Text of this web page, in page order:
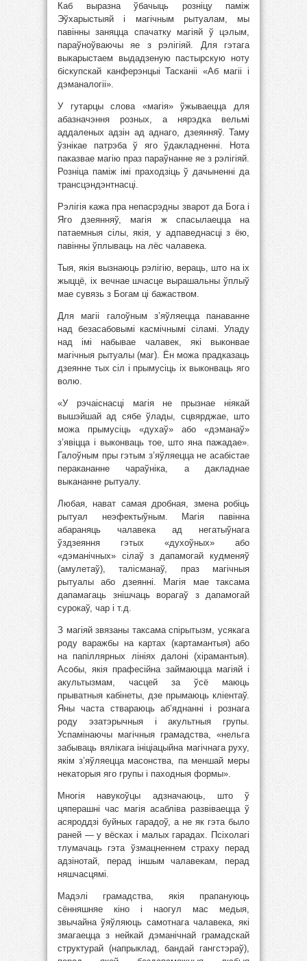
Каб выразна ўбачыць розніцу паміж
Эўхарыстыяй і магічным рытуалам, мы
павінны заняцца спачатку магіяй ў цэлым,
параўноўваючы яе з рэлігіяй. Для гэтага
выкарыстаем выдадзеную пастырскую ноту
біскупскай канферэнцыі Тасканіі «Аб магіі і
дэманалогіі».
У гутарцы слова «магія» ўжываецца для
абазначэння розных, а нярэдка вельмі
аддаленых адзін ад аднаго, дзеянняў. Таму
ўзнікае патрэба ў яго ўдакладненні. Нота
паказвае магію праз параўнанне яе з рэлігіяй.
Розніца паміж імі праходзіць ў дачыненні да
трансцэндэнтнасці.
Рэлігія кажа пра непасрэдны зварот да Бога і
Яго дзеянняў, магія ж спасылаецца на
патаемныя сілы, якія, у адпаведнасці з ёю,
павінны ўплываць на лёс чалавека.
Тыя, якія вызнаюць рэлігію, вераць, што на іх
жыццё, іх вечнае шчасце вырашальны ўплыў
мае сувязь з Богам ці бажаством.
Для магіі галоўным з’яўляецца панаванне
над безасабовымі касмічнымі сіламі. Уладу
над імі набывае чалавек, які выконвае
магічныя рытуалы (маг). Ён можа прадказаць
дзеянне тых сіл і прымусіць іх выконваць яго
волю.
«У рэчаіснасці магія не прызнае ніякай
вышэйшай ад сябе ўлады, сцвярджае, што
можа прымусіць «духаў» або «дэманаў»
з’явіцца і выконваць тое, што яна пажадае».
Галоўным пры гэтым з’яўляецца не асабістае
перакананне чараўніка, а дакладнае
выкананне рытуалу.
Любая, нават самая дробная, змена робіць
рытуал неэфектыўным. Магія павінна
абараняць чалавека ад негатыўнага
ўздзеяння гэтых «духоўных» або
«дэманічных» сілаў з дапамогай кудменяў
(амулетаў), талісманаў, праз магічныя
рытуалы або дзеянні. Магія мае таксама
дапамагаць знішчаць ворагаў з дапамогай
сурокаў, чар і т.д.
З магіяй звязаны таксама спірытызм, усякага
роду варажбы на картах (картамантыя) або
на папіллярных лініях далоні (хірамантыя).
Асобы, якія прафесійна займаюцца магіяй і
акультызмам, часцей за ўсё маюць
прыватныя кабінеты, дзе прымаюць кліентаў.
Яны часта ствараюць аб’яднанні і рознага
роду эзатэрычныя і акультныя групы.
Успамінаючы магічныя грамадства, «нельга
забываць вялікага ініціацыйна магічнага руху,
якім з’яўляецца масонства, па меншай меры
некаторыя яго групы і паходныя формы».
Многія навукоўцы адзначаюць, што ў
цяперашні час магія асабліва развіваецца ў
асяроддзі буйных гарадоў, а не як гэта было
раней — у вёсках і малых гарадах. Псіхолагі
тлумачаць гэта ўзмацненнем страху перад
адзінотай, перад іншым чалавекам, перад
няшчасцямі.
Мадэлі грамадства, якія прапануюць
сённяшняе кіно і наогул мас медыя,
звычайна ўяўляюць самотнага чалавека, які
змагаецца з нейкай дэманічнай грамадскай
структурай (напрыклад, бандай гангстэраў),